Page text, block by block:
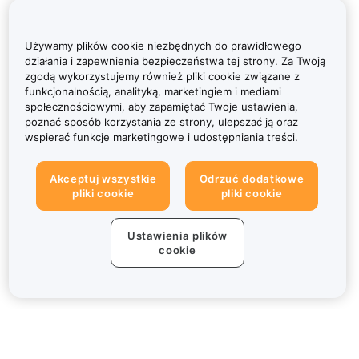
Używamy plików cookie niezbędnych do prawidłowego
działania i zapewnienia bezpieczeństwa tej strony. Za Twoją
zgodą wykorzystujemy również pliki cookie związane z
funkcjonalnością, analityką, marketingiem i mediami
społecznościowymi, aby zapamiętać Twoje ustawienia,
poznać sposób korzystania ze strony, ulepszać ją oraz
wspierać funkcje marketingowe i udostępniania treści.
Akceptuj wszystkie
pliki cookie
Odrzuć dodatkowe
pliki cookie
Ustawienia plików
cookie